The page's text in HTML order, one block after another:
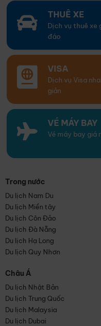
THUÊ XE
Dịch vụ thuê xe
đáo
VISA
Dịch vụ Visa
giản
VÉ MÁY BAY
Vé máy bay giá
Trong nước
Du lịch Nam Du
Du lịch Miền tây
Du lịch Côn Đảo
Du lịch Đà Nẵng
Du lịch Hạ Long
Du lịch Quy Nhơn
Châu Á
Du lịch Nhật Bản
Du lịch Trung Quốc
Du lịch Malaysia
Du lịch Dubai